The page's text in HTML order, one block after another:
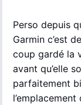
Perso depuis
Garmin c’est
coup gardé la
avant qu’elle
parfaitement
l’emplacement